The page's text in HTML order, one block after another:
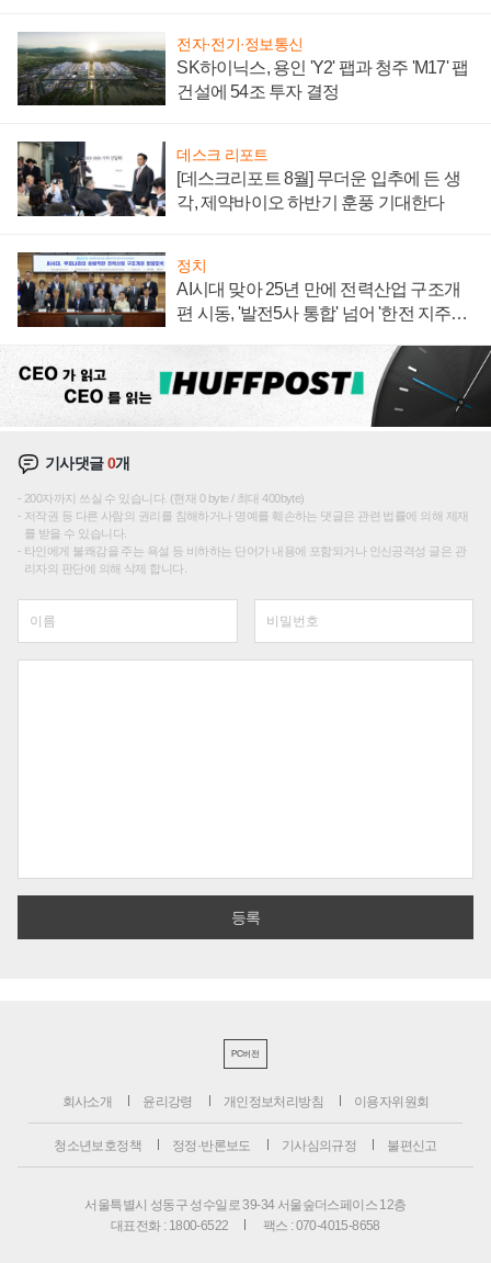
전자·전기·정보통신
SK하이닉스, 용인 'Y2' 팹과 청주 'M17' 팹
건설에 54조 투자 결정
데스크 리포트
[데스크리포트 8월] 무더운 입추에 든 생
각, 제약바이오 하반기 훈풍 기대한다
정치
AI시대 맞아 25년 만에 전력산업 구조개
편 시동, '발전5사 통합' 넘어 '한전 지주사'
기사댓글0개
200자까지 쓰실 수 있습니다. (현재 0 byte / 최대 400byte)
저작권 등 다른 사람의 권리를 침해하거나 명예를 훼손하는 댓글은 관련 법률에 의해 제재
를 받을 수 있습니다.
타인에게 불쾌감을 주는 욕설 등 비하하는 단어가 내용에 포함되거나 인신공격성 글은 관
리자의 판단에 의해 삭제 합니다.
PC버전
회사소개 윤리강령 개인정보처리방침 이용자위원회
청소년보호정책 정정·반론보도 기사심의규정 불편신고
서울특별시 성동구 성수일로 39-34 서울숲더스페이스 12층
대표전화 : 1800-6522
팩스 : 070-4015-8658